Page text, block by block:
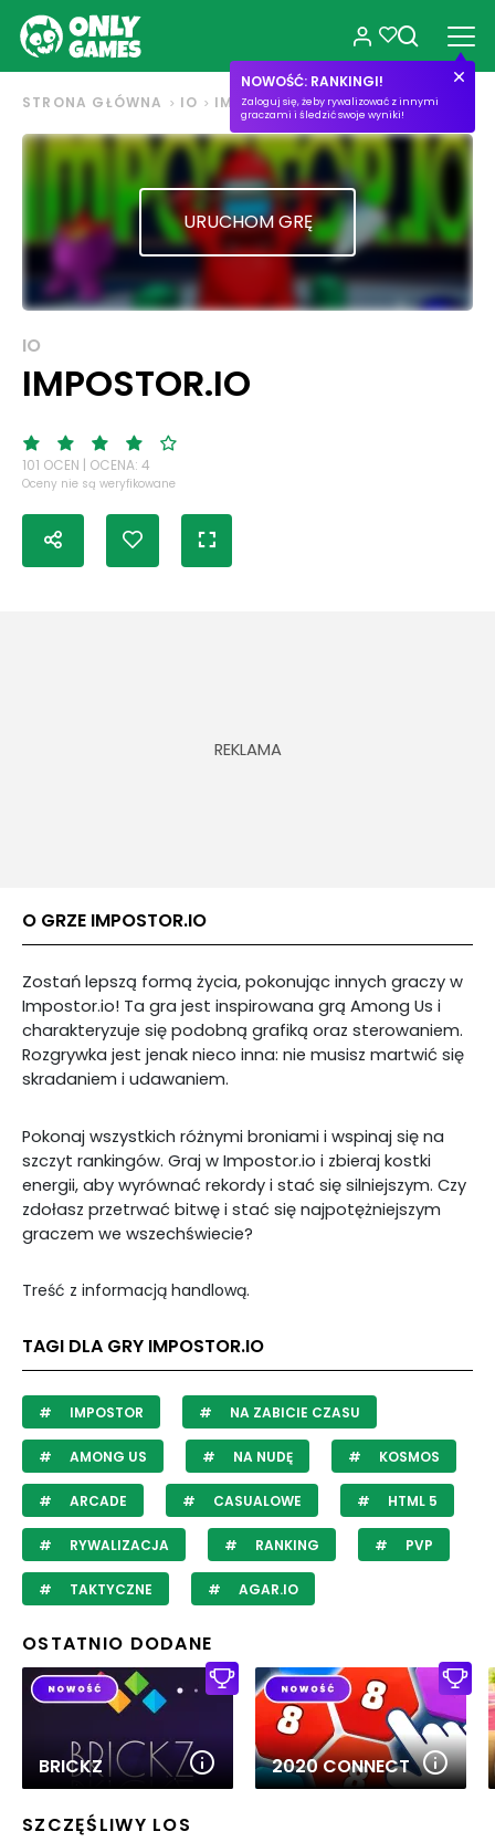
NOWOŚĆ: RANKINGI!
Zaloguj się, żeby rywalizować z innymi
graczami i śledzić swoje wyniki!
STRONA GŁÓWNA IO IMPOSTOR.IO
URUCHOM GRĘ
IO
IMPOSTOR.IO
101 OCEN | OCENA: 4
Oceny nie są weryfikowane
O GRZE IMPOSTOR.IO
Zostań lepszą formą życia, pokonując innych graczy w
Impostor.io! Ta gra jest inspirowana grą Among Us i
charakteryzuje się podobną grafiką oraz sterowaniem.
Rozgrywka jest jenak nieco inna: nie musisz martwić się
skradaniem i udawaniem.
Pokonaj wszystkich różnymi broniami i wspinaj się na
szczyt rankingów. Graj w Impostor.io i zbieraj kostki
energii, aby wyrównać rekordy i stać się silniejszym. Czy
zdołasz przetrwać bitwę i stać się najpotężniejszym
graczem we wszechświecie?
Treść z informacją handlową.
TAGI DLA GRY IMPOSTOR.IO
IMPOSTOR NA ZABICIE CZASU
AMONG US NA NUDĘ KOSMOS
ARCADE CASUALOWE HTML 5
RYWALIZACJA RANKING PVP
TAKTYCZNE AGAR.IO
OSTATNIO DODANE
BRICKZ 2020 CONNECT
SZCZĘŚLIWY LOS